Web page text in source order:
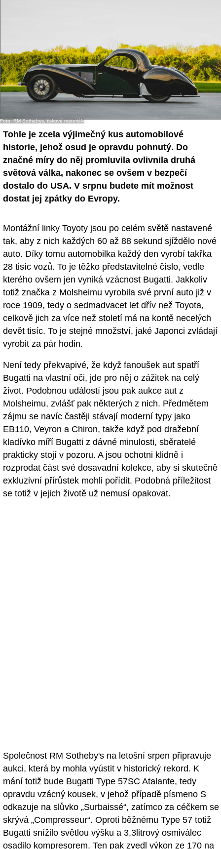
Foto: RM Sothebys, tiskové materiály
Tohle je zcela výjimečný kus automobilové
historie, jehož osud je opravdu pohnutý. Do
značné míry do něj promluvila ovlivnila druhá
světová válka, nakonec se ovšem v bezpečí
dostalo do USA. V srpnu budete mít možnost
dostat jej zpátky do Evropy.
Montážní linky Toyoty jsou po celém světě nastavené
tak, aby z nich každých 60 až 88 sekund sjíždělo nové
auto. Díky tomu automobilka každý den vyrobí takřka
28 tisíc vozů. To je těžko představitelné číslo, vedle
kterého ovšem jen vyniká vzácnost Bugatti. Jakkoliv
totiž značka z Molsheimu vyrobila své první auto již v
roce 1909, tedy o sedmadvacet let dřív než Toyota,
celkově jich za více než století má na kontě necelých
devět tisíc. To je stejné množství, jaké Japonci zvládají
vyrobit za pár hodin.
Není tedy překvapivé, že když fanoušek aut spatří
Bugatti na vlastní oči, jde pro něj o zážitek na celý
život. Podobnou událostí jsou pak aukce aut z
Molsheimu, zvlášť pak některých z nich. Předmětem
zájmu se navíc častěji stávají moderní typy jako
EB110, Veyron a Chiron, takže když pod dražební
kladívko míří Bugatti z dávné minulosti, sběratelé
prakticky stojí v pozoru. A jsou ochotni klidně i
rozprodat část své dosavadní kolekce, aby si skutečně
exkluzivní přírůstek mohli pořídit. Podobná příležitost
se totiž v jejich životě už nemusí opakovat.
Společnost RM Sotheby's na letošní srpen připravuje
aukci, která by mohla vyústit v historický rekord. K
mání totiž bude Bugatti Type 57SC Atalante, tedy
opravdu vzácný kousek, v jehož případě písmeno S
odkazuje na slůvko „Surbaissé“, zatímco za céčkem se
skrývá „Compresseur“. Oproti běžnému Type 57 totiž
Bugatti snížilo světlou výšku a 3,3litrový osmiválec
osadilo kompresorem. Ten pak zvedl výkon ze 170 na